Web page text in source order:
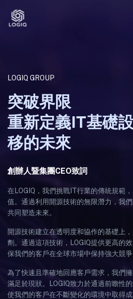
LOGIQ GROUP
突破界限
重新定義IT基礎
移的未來
創辦人暨集團CEO致詞
在LOGIQ，我們挑戰IT行業的傳統規範
值。通過利用開源技術的無限潛力，我
共同塑造未來。
開源技術建立在透明度和協作的基礎上
劑。通過這項技術，LOGIQ提供更高的
保我們的客戶在全球市場中保持強大競爭
為了快速且準確地回應客戶需求，我們
滿足於現狀。LOGIQ致力於通過前瞻性
使我們的客戶在不斷變化的環境中取得成